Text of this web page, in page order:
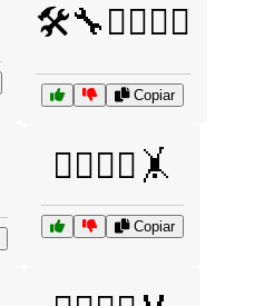
🛠️🔧👷‍♂️👷‍♀️
Copiar
🤸‍♂️🤸‍♀️🤸
Copiar